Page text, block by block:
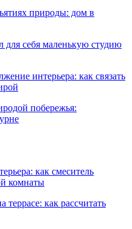
природы: дом в
для себя маленькую студию
интерьера: как связать
побережья:
как смеситель
комнаты
как рассчитать